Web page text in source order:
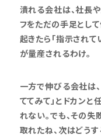
潰れる会社は、社長
フをただの手足とし
起きたら「指示され
が量産されるわけ。
一方で伸びる会社は
ててみて」とドカン
れない。でも、その
取れたね、次はどう